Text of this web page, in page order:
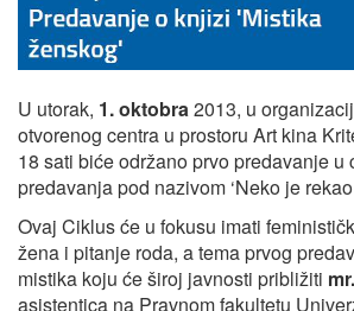
U utorak, 1. oktobra2013, u
otvorenog centra u prostoru Art kina
18 sati biće održano prvo predavanje u
predavanja pod nazivom ‘Neko je
Ovaj Ciklus će u fokusu imati
žena i pitanje roda, a tema prvog
mistika koju će široj javnosti približiti
asistentica na Pravnom fakultetu